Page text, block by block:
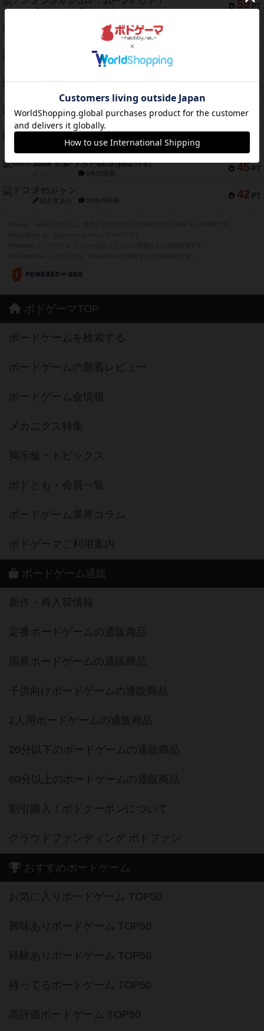
59 PT
紹介文あり 1件の投稿
PT
キャプテン・フリップ：イスラ・ボンバ
2件の投稿
PT
ガルフストライク
1件の投稿
45 PT
エコーズ・オブ・タイム
45 PT
スカルキング
紹介文あり 12件の投稿
PT
紹介文あり 1件の投稿
45 PT
Bitter End ブタペスト救出作戦
1件の投稿
42 PT
ドコジャン
紹介文あり 10件の投稿
ボドゲーマTOP
ボードゲームを検索する
ボードゲームの新着レビュー
ボードゲーム会情報
メカニクス特集
掲示板・トピックス
ボドとも・会員一覧
ボードゲーム業界コラム
ボドゲーマご利用案内
ボードゲーム通販
新作・再入荷情報
定番ボードゲームの通販商品
国産ボードゲームの通販商品
子供向けボードゲームの通販商品
2人用ボードゲームの通販商品
20分以下のボードゲームの通販商品
60分以上のボードゲームの通販商品
割引購入！ボドクーポンについて
クラウドファンディング ボドファン
おすすめボードゲーム
お気に入りボードゲーム TOP50
興味ありボードゲーム TOP50
経験ありボードゲーム TOP50
持ってるボードゲーム TOP50
高評価ボードゲーム TOP50